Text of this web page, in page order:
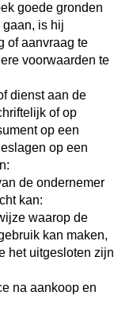
goede gronden
gaan, is hij
of aanvraag te
voorwaarden te
dienst aan de
of op
op een
op een
de ondernemer
kan:
waarop de
kan maken,
het uitgesloten zijn
na aankoop en